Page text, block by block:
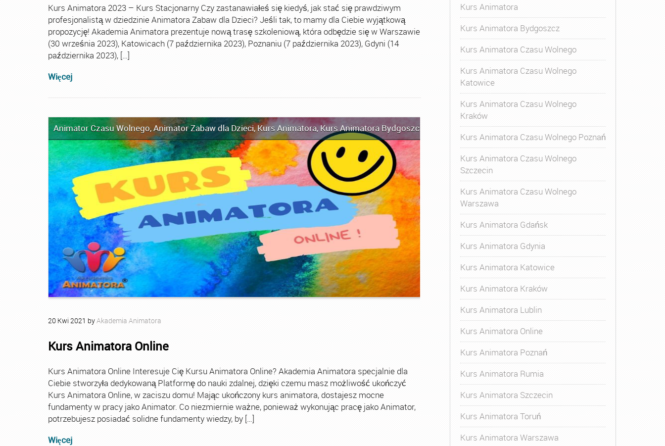
Kurs Animatora 2023 – Kurs Stacjonarny Czy zastanawiałeś się kiedyś, jak stać się prawdziwym
profesjonalistą w dziedzinie Animatora Zabaw dla Dzieci? Jeśli tak, to mamy dla Ciebie wyjątkową
propozycję! Akademia Animatora prezentuje nową trasę szkoleniową, która odbędzie się w Warszawie
(30 września 2023), Katowicach (7 października 2023), Poznaniu (7 października 2023), Gdyni (14
października 2023), […]
Więcej
Animator Czasu Wolnego,Animator Zabaw dla Dzieci,Kurs Animatora,Kurs Animatora Bydgoszcz Kurs Animatora Czasu Wolnego,Kurs Animatora Czasu
20 Kwi 2021 byAkademia Animatora
Kurs Animatora Online
Kurs Animatora Online Interesuje Cię Kursu Animatora Online? Akademia Animatora specjalnie dla
Ciebie stworzyła dedykowaną Platformę do nauki zdalnej, dzięki czemu masz możliwość ukończyć
Kurs Animatora Online, w zaciszu domu! Mając ukończony kurs animatora, dostajesz mocne
fundamenty w pracy jako Animator. Co niezmiernie ważne, ponieważ wykonując pracę jako Animator,
potrzebujesz posiadać solidne fundamenty wiedzy, by […]
Więcej
Kurs Animatora
Kurs Animatora Bydgoszcz
Kurs Animatora Czasu Wolnego
Kurs Animatora Czasu Wolnego
Katowice
Kurs Animatora Czasu Wolnego
Kraków
Kurs Animatora Czasu Wolnego Poznań
Kurs Animatora Czasu Wolnego
Szczecin
Kurs Animatora Czasu Wolnego
Warszawa
Kurs Animatora Gdańsk
Kurs Animatora Gdynia
Kurs Animatora Katowice
Kurs Animatora Kraków
Kurs Animatora Lublin
Kurs Animatora Online
Kurs Animatora Poznań
Kurs Animatora Rumia
Kurs Animatora Szczecin
Kurs Animatora Toruń
Kurs Animatora Warszawa